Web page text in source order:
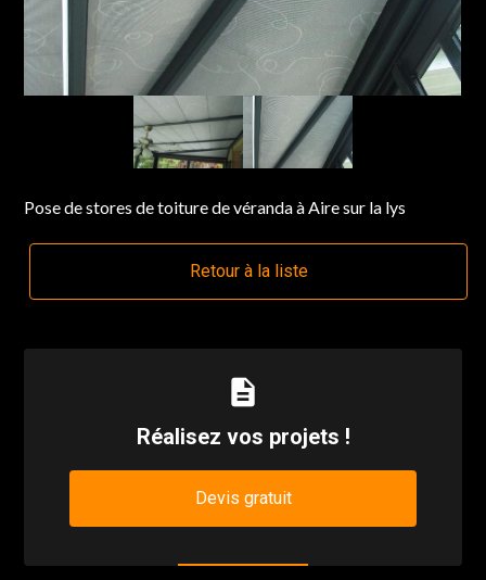
Pose de stores de toiture de véranda à Aire sur la lys
Retour à la liste
description
Réalisez vos projets !
Devis gratuit